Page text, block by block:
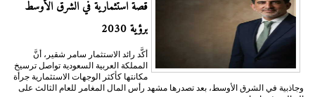
قصة استثمارية في الشرق الأوسط
برؤية 2030
أكَّد رائد الاستثمار سامر شقير، أنَّ
المملكة العربية السعودية تواصل ترسيخ
مكانتها كأكثر الوجهات الاستثمارية جرأة
وجاذبية في الشرق الأوسط، بعد تصدرها مشهد رأس المال المغامر للعام الثالث على